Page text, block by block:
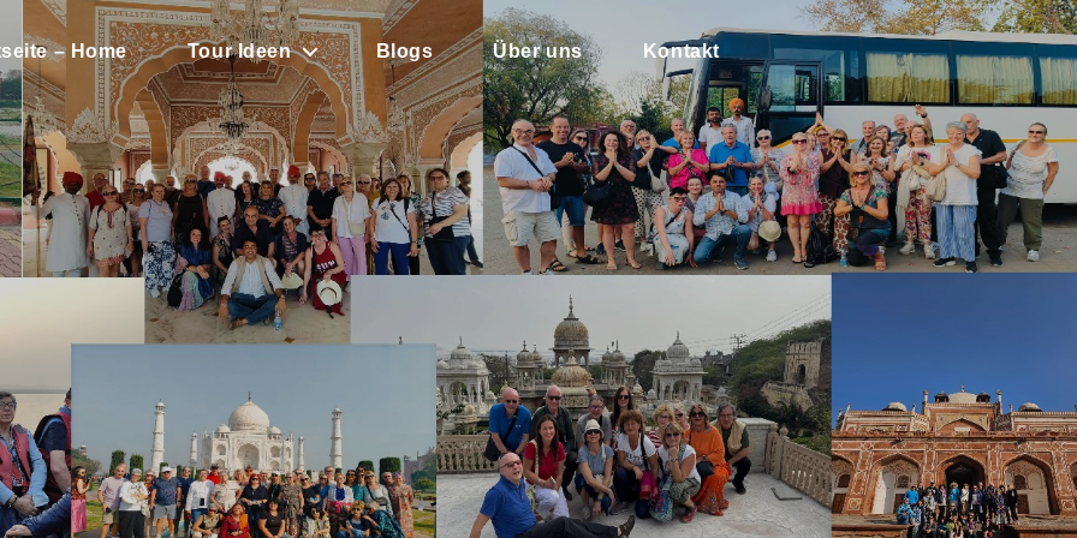
– Home Tour Ideen Blogs Über uns Kontakt